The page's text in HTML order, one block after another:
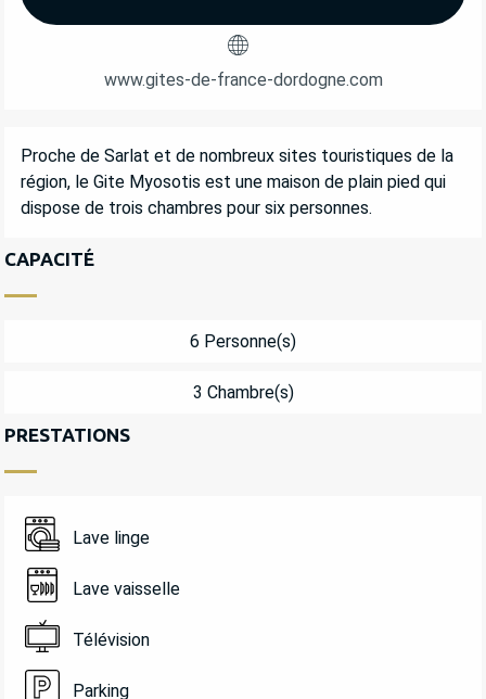
www.gites-de-france-dordogne.com
DESCRIPTION
Proche de Sarlat et de nombreux sites touristiques de la
région, le Gite Myosotis est une maison de plain pied qui
dispose de trois chambres pour six personnes.
CAPACITÉ
6 Personne(s)
3 Chambre(s)
PRESTATIONS
Lave linge
Lave vaisselle
Télévision
Parking